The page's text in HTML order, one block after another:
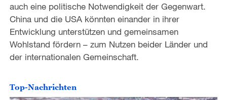
auch eine politische Notwendigkeit der Gegenwart.
China und die USA könnten einander in ihrer
Entwicklung unterstützen und gemeinsamen
Wohlstand fördern – zum Nutzen beider Länder und
der internationalen Gemeinschaft.
Top-Nachrichten